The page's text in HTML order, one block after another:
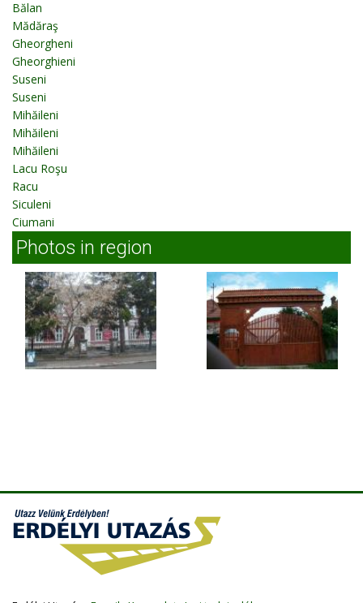
Bălan
Mădăraş
Gheorgheni
Gheorghieni
Suseni
Suseni
Mihăileni
Mihăileni
Mihăileni
Lacu Roşu
Racu
Siculeni
Ciumani
Photos in region